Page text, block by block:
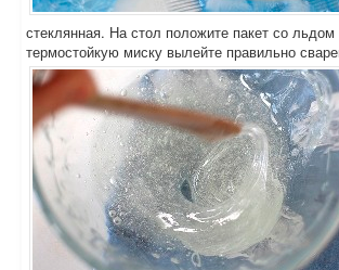
стеклянная. На стол положите пакет со
термостойкую миску вылейте правильно